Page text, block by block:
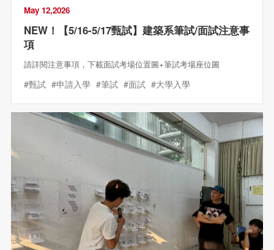
May 12,2026
NEW！【5/16-5/17甄試】建築系筆試/面試注意事
項
請詳閱注意事項，下載面試考場位置圖+筆試考場座位圖
#甄試 #申請入學 #筆試 #面試 #大學入學